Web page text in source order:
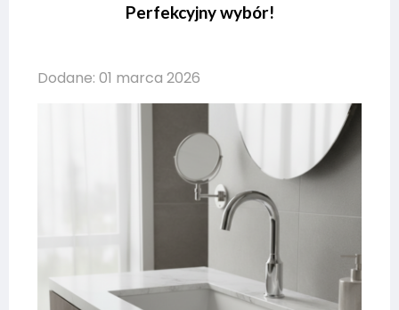
Perfekcyjny wybór!
Dodane: 01 marca 2026